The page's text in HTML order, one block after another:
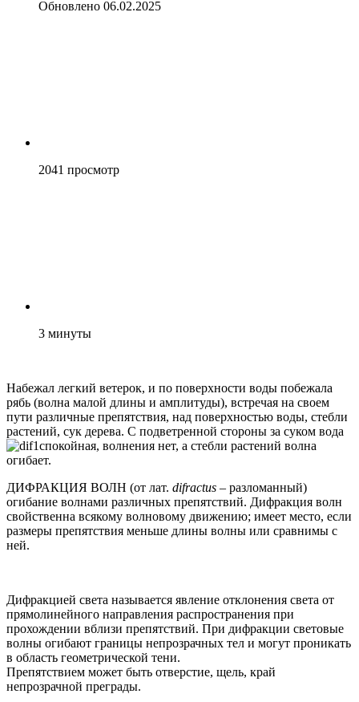
Обновлено 06.02.2025
2041 просмотр
3 минуты
Набежал легкий ветерок, и по поверхности воды побежала
рябь (волна малой длины и амплитуды), встречая на своем
пути различные препятствия, над поверхностью воды, стебли
растений, сук дерева. С подветренной стороны за суком вода
спокойная, волнения нет, а стебли растений волна
огибает.
ДИФРАКЦИЯ ВОЛН (от лат. difractus – разломанный)
огибание волнами различных препятствий. Дифракция волн
свойственна всякому волновому движению; имеет место, если
размеры препятствия меньше длины волны или сравнимы с
ней.
Дифракцией света называется явление отклонения света от
прямолинейного направления распространения при
прохождении вблизи препятствий. При дифракции световые
волны огибают границы непрозрачных тел и могут проникать
в область геометрической тени.
Препятствием может быть отверстие, щель, край
непрозрачной преграды.